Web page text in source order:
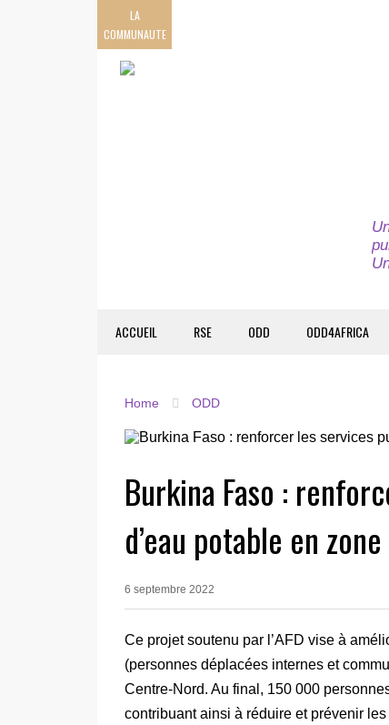
LA
COMMUNAUTE
ACCUEIL RSE ODD ODD4AFRICA
Home ODD
Burkina Faso :
d’eau potable en
6 septembre 2022
Ce projet soutenu par l’AFD vise à
(personnes déplacées internes et
Centre-Nord. Au final, 150 000
contribuant ainsi à réduire et prévenir